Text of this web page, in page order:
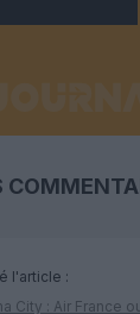
l'article :
City : Air France